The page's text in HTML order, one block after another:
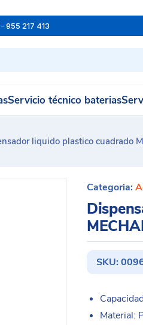
955 217 413
Servicio técnico baterias
liquido plastico cuadrado
Categoria:
SKU:
Material: